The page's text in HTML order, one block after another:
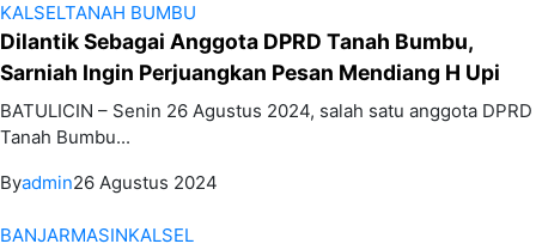
KALSELTANAH BUMBU
Dilantik Sebagai Anggota DPRD Tanah Bumbu,
Sarniah Ingin Perjuangkan Pesan Mendiang H Upi
BATULICIN – Senin 26 Agustus 2024, salah satu anggota DPRD
Tanah Bumbu...
Byadmin26 Agustus 2024
BANJARMASINKALSEL